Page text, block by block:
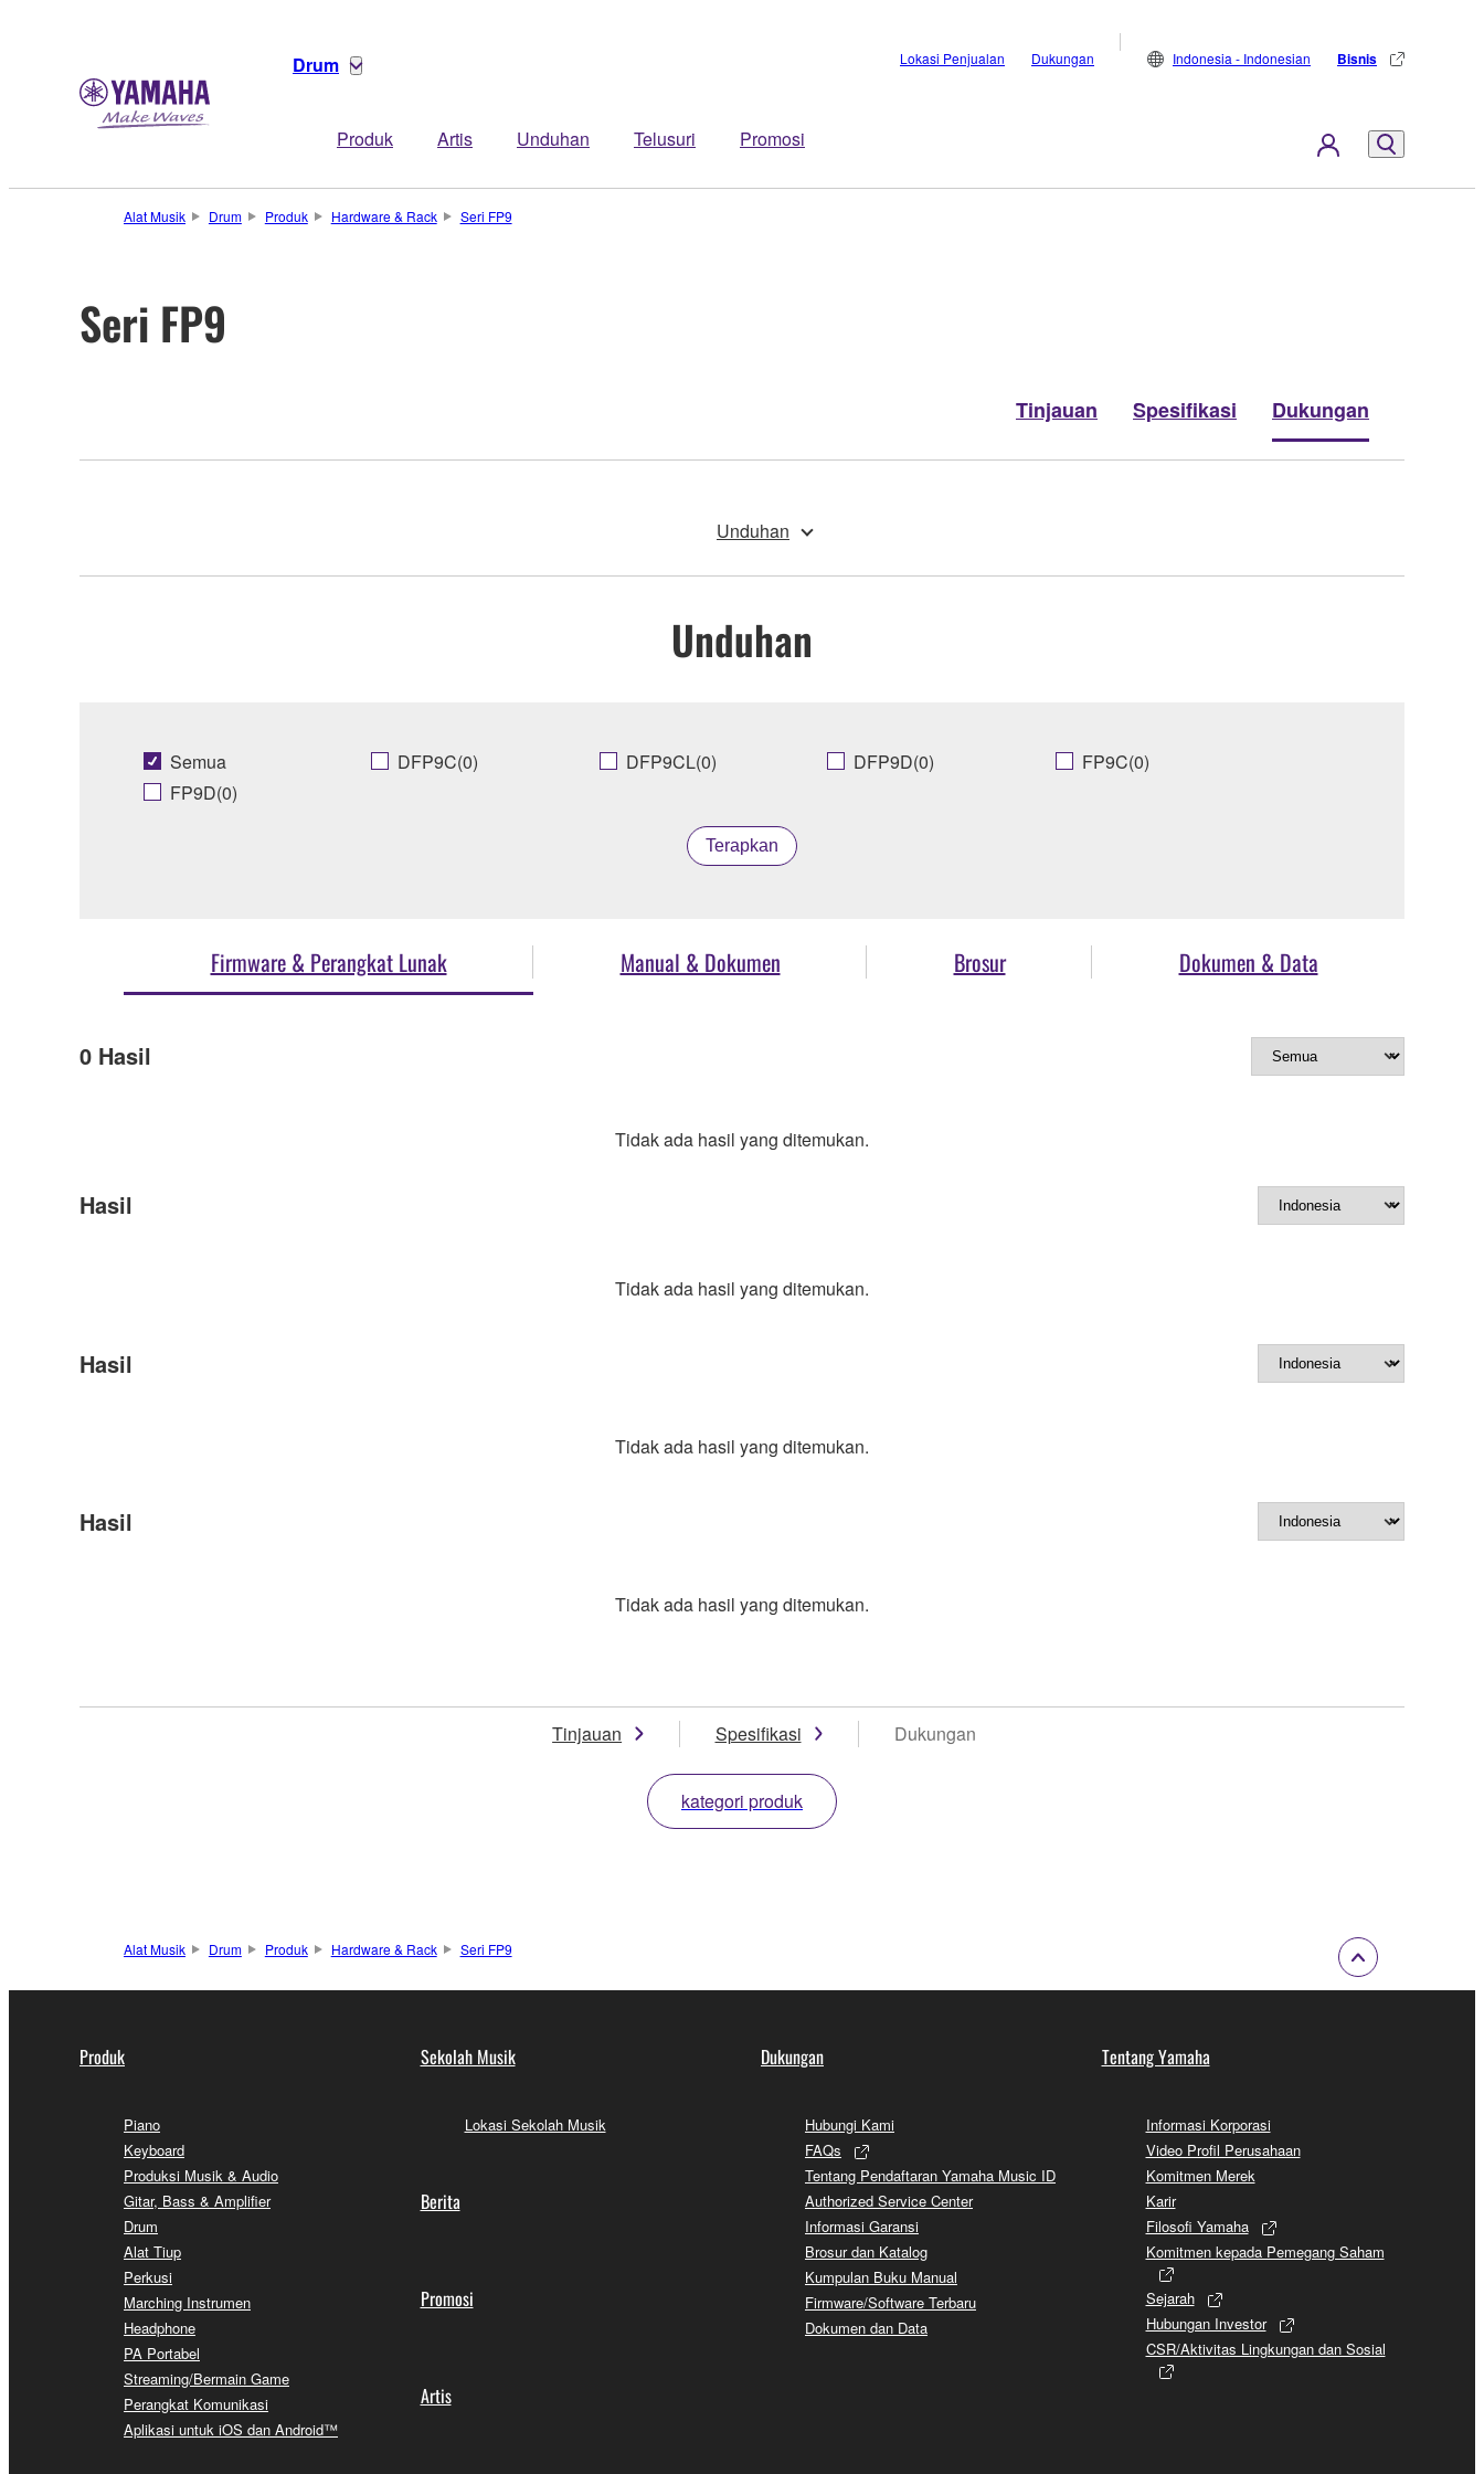
Drum
Produk Artis Unduhan Telusuri Promosi
Lokasi Penjualan Dukungan Indonesia - Indonesian Bisnis
Alat Musik Drum Produk Hardware & Rack Seri FP9
Seri FP9
Tinjauan Spesifikasi Dukungan
Unduhan
Unduhan
Semua DFP9C(0) DFP9CL(0) DFP9D(0)
FP9C(0)
FP9D(0)
Terapkan
Firmware & Perangkat Lunak Manual & Dokumen Brosur Dokumen & Data
0 Hasil
Tidak ada hasil yang ditemukan.
Hasil
Tidak ada hasil yang ditemukan.
Hasil
Tidak ada hasil yang ditemukan.
Hasil
Tidak ada hasil yang ditemukan.
Tinjauan Spesifikasi Dukungan
kategori produk
Alat Musik Drum Produk Hardware & Rack Seri FP9
Produk
Piano
Keyboard
Produksi Musik & Audio
Gitar, Bass & Amplifier
Drum
Alat Tiup
Perkusi
Marching Instrumen
Headphone
PA Portabel
Streaming/Bermain Game
Perangkat Komunikasi
Aplikasi untuk iOS dan Android™
Sekolah Musik
Lokasi Sekolah Musik
Berita
Promosi
Artis
Dukungan
Hubungi Kami
FAQs
Tentang Pendaftaran Yamaha Music ID
Authorized Service Center
Informasi Garansi
Brosur dan Katalog
Kumpulan Buku Manual
Firmware/Software Terbaru
Dokumen dan Data
Tentang Yamaha
Informasi Korporasi
Video Profil Perusahaan
Komitmen Merek
Karir
Filosofi Yamaha
Komitmen kepada Pemegang Saham
Sejarah
Hubungan Investor
CSR/Aktivitas Lingkungan dan Sosial